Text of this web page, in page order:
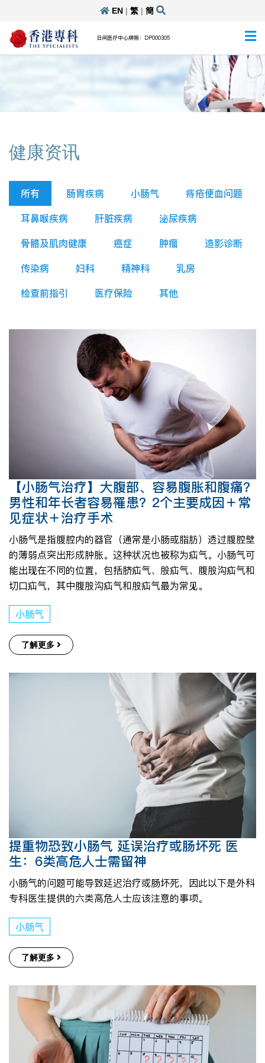
EN| 繁| 簡
日间医疗中心牌照：DP000305
健康资讯
所有 肠胃疾病 小肠气
痔疮便血问题
耳鼻喉疾病
肝脏疾病
泌尿疾病
骨骼及肌肉健康
癌症 肿瘤
造影诊断
传染病
妇科 精神科
乳房
检查前指引
医疗保险 其他
【小肠气治疗】大腹部、容易腹胀和腹痛？
男性和年长者容易罹患？2个主要成因＋常
见症状＋治疗手术
小肠气是指腹腔内的器官（通常是小肠或脂肪）透过腹腔壁
的薄弱点突出形成肿胀。这种状况也被称为疝气。小肠气可
能出现在不同的位置，包括脐疝气、股疝气、腹股沟疝气和
切口疝气，其中腹股沟疝气和股疝气最为常见。
小肠气
了解更多
提重物恐致小肠气 延误治疗或肠坏死 医
生：6类高危人士需留神
小肠气的问题可能导致延迟治疗或肠坏死，因此以下是外科
专科医生提供的六类高危人士应该注意的事项。
小肠气
了解更多